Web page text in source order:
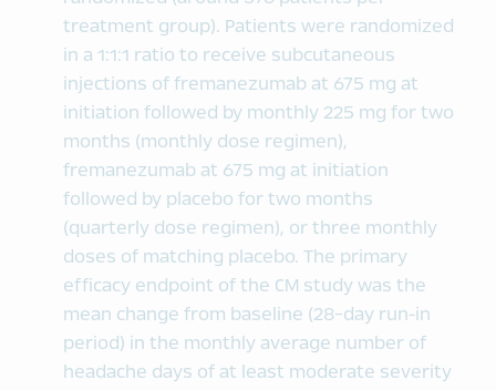
treatment group). Patients were randomized
in a 1:1:1 ratio to receive subcutaneous
injections of fremanezumab at 675 mg at
initiation followed by monthly 225 mg for two
months (monthly dose regimen),
fremanezumab at 675 mg at initiation
followed by placebo for two months
(quarterly dose regimen), or three monthly
doses of matching placebo. The primary
efficacy endpoint of the CM study was the
mean change from baseline (28-day run-in
period) in the monthly average number of
headache days of at least moderate severity